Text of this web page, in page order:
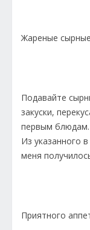
Жареные
Подавайте
закуски,
первым блюдам.
Из указанного
меня
Приятного